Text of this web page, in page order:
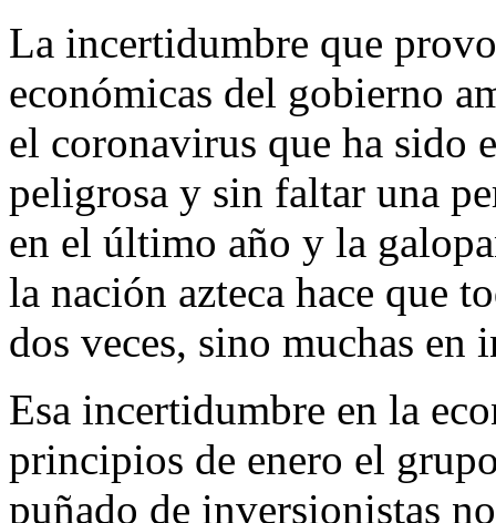
La incertidumbre que
económicas del gobierno
el coronavirus que ha sido
peligrosa y sin faltar una
en el último año y la
la nación azteca hace que
dos veces, sino muchas
Esa incertidumbre en la
principios de enero el
puñado de inversionistas